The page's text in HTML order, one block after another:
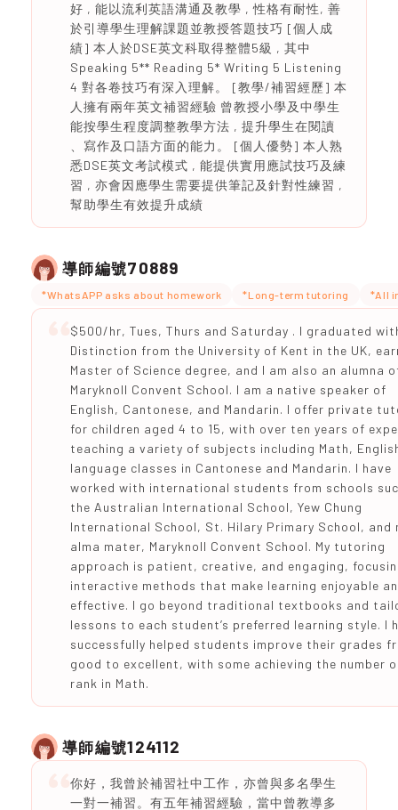
好 , 能以流利英語溝通及教學 , 性格有耐性, 善
於引導學生理解課題並教授答題技巧 [個人成
績] 本人於DSE英文科取得整體5級 , 其中
Speaking 5** Reading 5* Writing 5 Listening
4 對各卷技巧有深入理解。 [教學/補習經歷] 本
人擁有兩年英文補習經驗 曾教授小學及中學生
能按學生程度調整教學方法 , 提升學生在閱讀
、寫作及口語方面的能力。 [個人優勢] 本人熟
悉DSE英文考試模式 , 能提供實用應試技巧及練
習 , 亦會因應學生需要提供筆記及針對性練習 ,
幫助學生有效提升成績
導師編號70889
*WhatsAPP asks about homework *Long-term tutoring *All
$500/hr, Tues, Thurs and Saturday . I graduated
Distinction from the University of Kent in the UK,
Master of Science degree, and I am also an alumna
Maryknoll Convent School. I am a native speaker of
English, Cantonese, and Mandarin. I offer private
for children aged 4 to 15, with over ten years of
teaching a variety of subjects including Math,
language classes in Cantonese and Mandarin. I have
worked with international students from schools
the Australian International School, Yew Chung
International School, St. Hilary Primary School, and
alma mater, Maryknoll Convent School. My tutoring
approach is patient, creative, and engaging,
interactive methods that make learning enjoyable
effective. I go beyond traditional textbooks and
lessons to each student’s preferred learning style. I
successfully helped students improve their grades
good to excellent, with some achieving the number
rank in Math.
導師編號124112
你好，我曾於補習社中工作，亦曾與多名學生
一對一補習。有五年補習經驗，當中曾教導多